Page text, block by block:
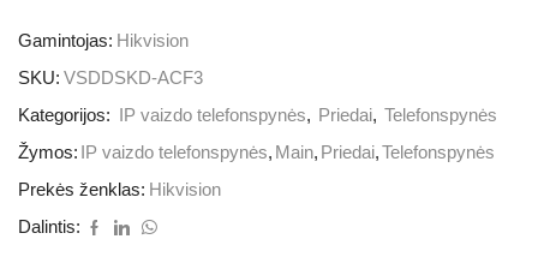
Gamintojas: Hikvision
SKU: VSDDSKD-ACF3
Kategorijos:
IP vaizdo telefonspynės, Priedai, Telefonspynės
Žymos: IP vaizdo telefonspynės, Main, Priedai,Telefonspynės
Prekės ženklas: Hikvision
Dalintis: